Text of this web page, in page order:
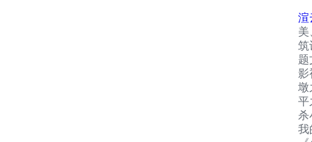
渲
美
筑
题
影
墩
平
杀
我